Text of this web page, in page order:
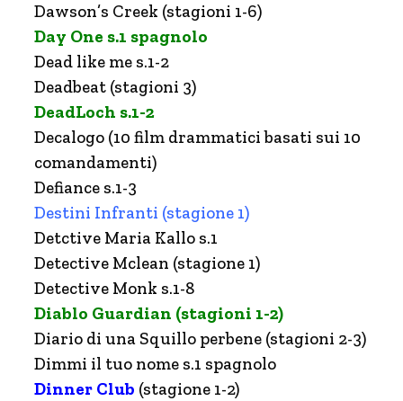
Dawson’s Creek (stagioni 1-6)
Day One s.1 spagnolo
Dead like me s.1-2
Deadbeat (stagioni 3)
DeadLoch s.1-2
Decalogo (10 film drammatici basati sui 10
comandamenti)
Defiance s.1-3
Destini Infranti (stagione 1)
Detctive Maria Kallo s.1
Detective Mclean (stagione 1)
Detective Monk s.1-8
Diablo Guardian (stagioni 1-2)
Diario di una Squillo perbene (stagioni 2-3)
Dimmi il tuo nome s.1 spagnolo
Dinner Club (stagione 1-2)